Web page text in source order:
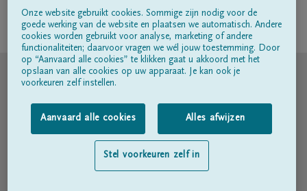
Volg ons op
© DELA
Gebruiksvoorwaarden
Privacyverklaring
Toegankelijkheidsverklaring
Onze website gebruikt cookies. Sommige zijn nodig voor de
goede werking van de website en plaatsen we automatisch. Andere
cookies worden gebruikt voor analyse, marketing of andere
functionaliteiten; daarvoor vragen we wél jouw toestemming. Door
op “Aanvaard alle cookies” te klikken gaat u akkoord met het
opslaan van alle cookies op uw apparaat. Je kan ook je
voorkeuren zelf instellen.
Aanvaard alle cookies Alles afwijzen
Stel voorkeuren zelf in